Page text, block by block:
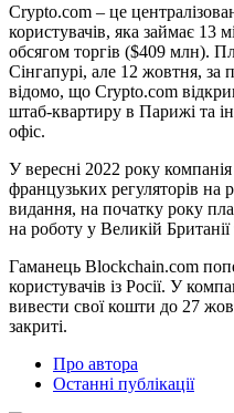
Cryptо.соm – це
користувачів, яка займає 13
обсягом торгів ($409 млн).
Сінгапурі, але 12 жовтня, за
відомо, що Crypto.com
штаб-квартиру в Парижі та
офіс.
У вересні 2022 року
французьких регуляторів на
видання, на початку року
на роботу у Великій Британії
Гаманець Blockchain.com
користувачів із Росії. У
вивести свої кошти до 27
закриті.
Про автора
Останні публікації